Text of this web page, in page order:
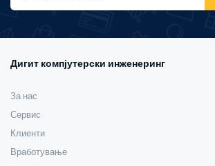
Дигит компјутерски инженеринг
За нас
Сервис
Клиенти
Вработување